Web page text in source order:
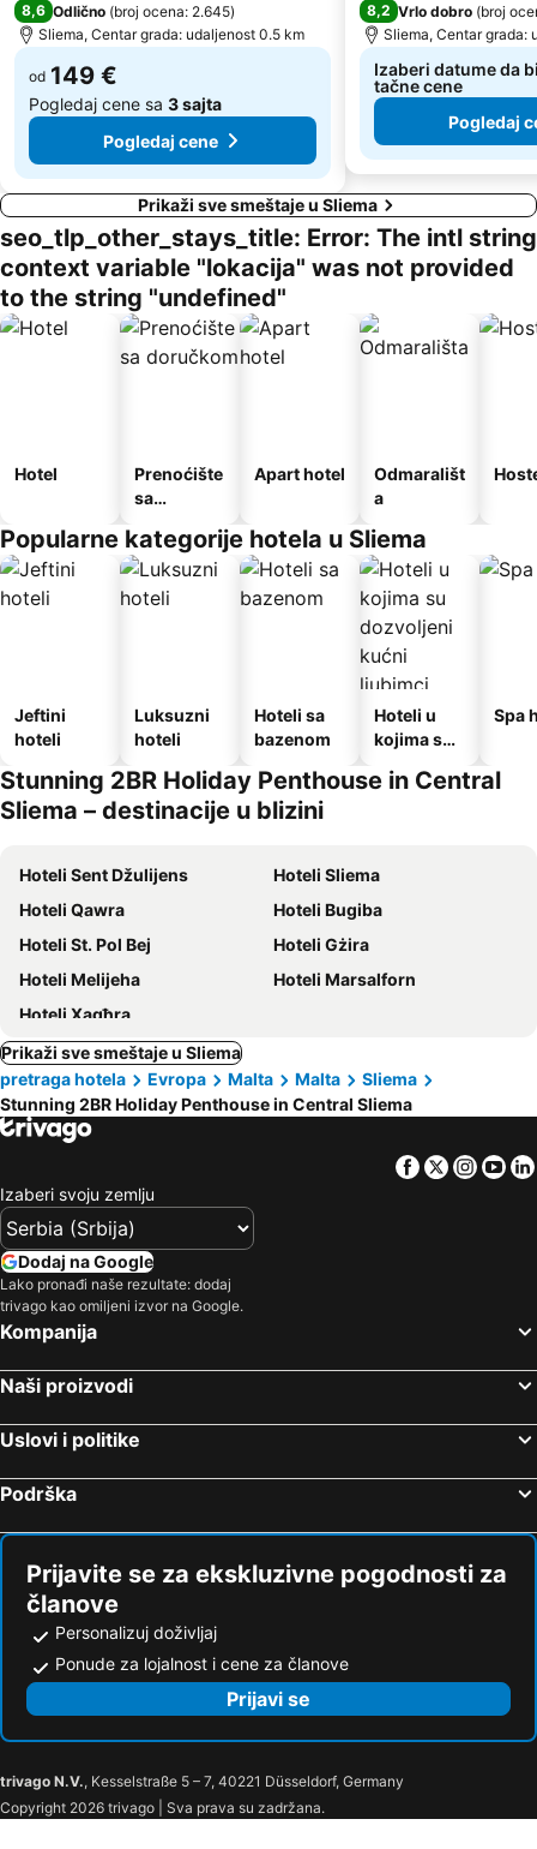
8,6 Odlično (broj ocena: 2.645)
Sliema, Centar grada: udaljenost 0.5 km
od 149 €
Pogledaj cene sa 3 sajta
Pogledaj cene
8,2 Vrlo dobro (broj
Sliema, Centar grada:
Izaberi datume da
tačne cene
Pogledaj
Prikaži sve smeštaje u Sliema
seo_tlp_other_stays_title: Error: The intl string
context variable "lokacija" was not provided
to the string "undefined"
Hotel
Prenoćište
sa
Apart hotel
Odmarališt
a
Popularne kategorije hotela u Sliema
Jeftini
hoteli
Luksuzni
hoteli
Hoteli sa
bazenom
Hoteli u
kojima su
kućni
Spa
Stunning 2BR Holiday Penthouse in Central
Sliema – destinacije u blizini
Hoteli Sent Džulijens
Hoteli Sliema
Hoteli Qawra
Hoteli Bugiba
Hoteli St. Pol Bej
Hoteli Gżira
Hoteli Melijeha
Hoteli Marsalforn
Hoteli Xagħra
Prikaži sve smeštaje u Sliema
pretraga hotela
Evropa Malta Malta
Sliema
Stunning 2BR Holiday Penthouse in Central Sliema
Facebook
Twitter
Izaberi svoju zemlju
Dodaj na Google
Lako pronađi naše rezultate: dodaj
trivago kao omiljeni izvor na Google.
Kompanija
Naši proizvodi
Uslovi i politike
Podrška
Prijavite se za ekskluzivne pogodnosti za
članove
Personalizuj doživljaj
Ponude za lojalnost i cene za članove
Prijavi se
trivago N.V., Kesselstraße 5 – 7, 40221 Düsseldorf, Germany
Copyright 2026 trivago | Sva prava su zadržana.